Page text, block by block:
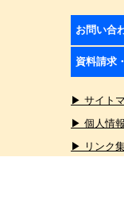
お問い合
資料請求
▶ サイト
▶ 個人情
▶ リンク